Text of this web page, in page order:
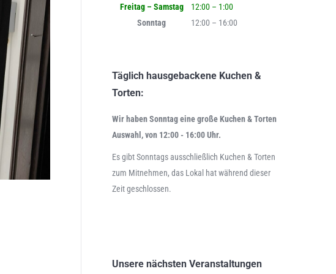
Freitag – Samstag
12:00 – 1:00
Sonntag
12:00 – 16:00
Täglich hausgebackene Kuchen &
Torten:
Wir haben Sonntag eine große Kuchen & Torten
Auswahl, von 12:00 - 16:00 Uhr.
Es gibt Sonntags ausschließlich Kuchen & Torten
zum Mitnehmen, das Lokal hat während dieser
Zeit geschlossen.
Unsere nächsten Veranstaltungen